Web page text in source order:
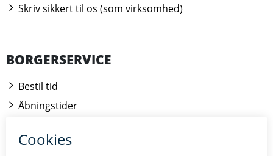
Skriv sikkert til os (som virksomhed)
BORGERSERVICE
Bestil tid
Åbningstider
Kontakt borgerrådgiveren